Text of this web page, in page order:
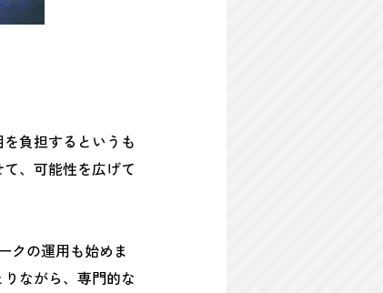
負担するというも
、可能性を広げて
クの運用も始めま
ながら、専門的な